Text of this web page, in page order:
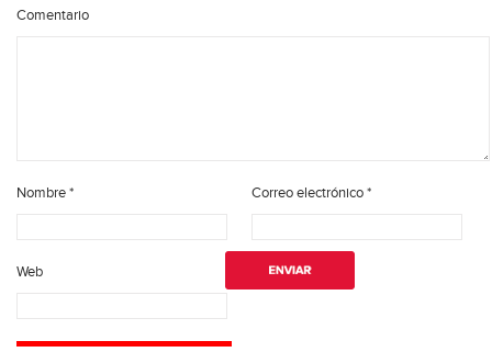
Comentario
Nombre* Correo electrónico*
Web